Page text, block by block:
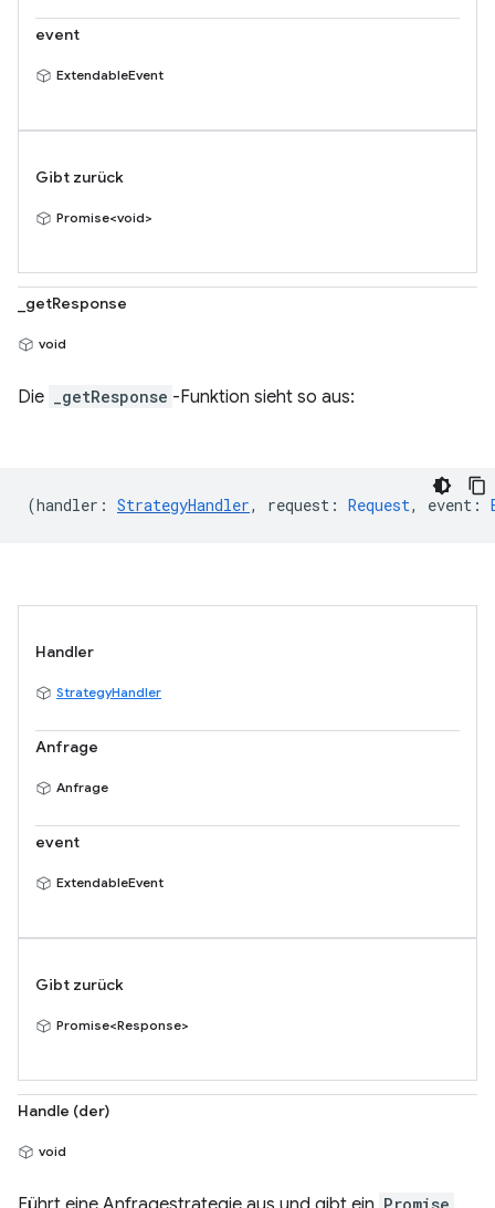
event
ExtendableEvent
Gibt zurück
Promise<void>
_getResponse
void
Die _getResponse -Funktion sieht so aus:
(handler : StrategyHandler, request : Request, event :
Handler
StrategyHandler
Anfrage
Anfrage
event
ExtendableEvent
Gibt zurück
Promise<Response>
Handle (der)
void